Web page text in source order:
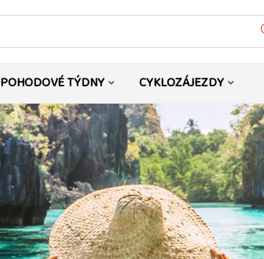
POHODOVÉ TÝDNY CYKLOZÁJEZDY